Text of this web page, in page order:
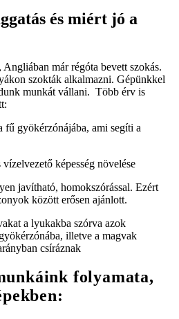
és miért jó a
már régóta bevett szokás.
szokták alkalmazni. Gépünkkel
munkát vállani. Több érv is
fű gyökérzónájába, ami segíti a
képesség növelése
javítható, homokszórással. Ezért
között erősen ajánlott.
a lyukakba szórva azok
illetve a magvak
csíráznak
folyamata,